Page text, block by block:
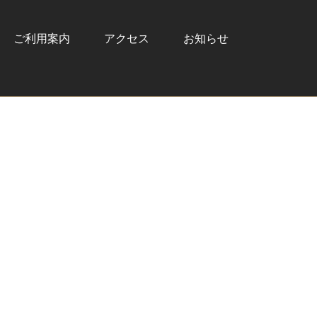
ご利用案内 アクセス お知らせ